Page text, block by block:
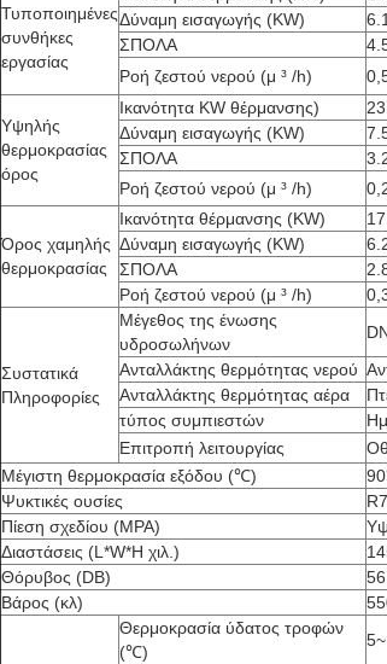
Τυποποιημένες
συνθήκες
εργασίας
Δύναμη εισαγωγής (KW)
6.1
ΣΠΟΛΑ
Ροή ζεστού νερού (μ ³ /h)
Υψηλής
θερμοκρασίας
όρος
Ικανότητα KW θέρμανσης)
Δύναμη εισαγωγής (KW)
ΣΠΟΛΑ
Ροή ζεστού νερού (μ ³ /h)
Όρος χαμηλής
θερμοκρασίας
Ικανότητα θέρμανσης (KW)
Δύναμη εισαγωγής (KW)
ΣΠΟΛΑ
Ροή ζεστού νερού (μ ³ /h)
Συστατικά
Πληροφορίες
Μέγεθος της ένωσης
υδροσωλήνων
Ανταλλάκτης θερμότητας νερού
Ανταλλάκτης θερμότητας αέρα
τύπος συμπιεστών
Επιτροπή λειτουργίας
Μέγιστη θερμοκρασία εξόδου (℃)
Ψυκτικές ουσίες
Πίεση σχεδίου (MPA)
Διαστάσεις (L*W*H χιλ.)
Θόρυβος (DB)
56
Βάρος (κλ)
Θερμοκρασία ύδατος τροφών
(℃)